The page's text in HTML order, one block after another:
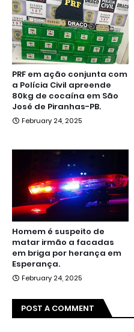
PRF em ação conjunta com
a Polícia Civil apreende
80kg de cocaína em São
José de Piranhas-PB.
February 24, 2025
Homem é suspeito de
matar irmão a facadas
em briga por herança em
Esperança.
February 24, 2025
POST A COMMENT